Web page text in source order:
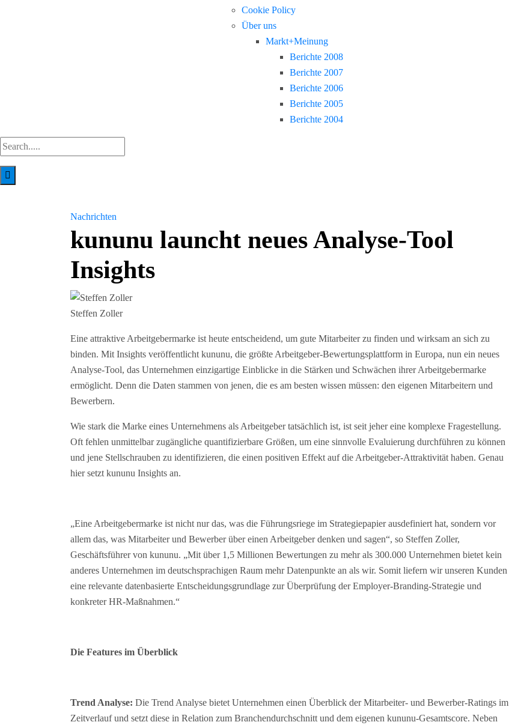
Cookie Policy
Über uns
Markt+Meinung
Berichte 2008
Berichte 2007
Berichte 2006
Berichte 2005
Berichte 2004
Nachrichten
kununu launcht neues Analyse-Tool
Insights
Steffen Zoller
Eine attraktive Arbeitgebermarke ist heute entscheidend, um gute Mitarbeiter zu finden und wirksam an sich zu
binden. Mit Insights veröffentlicht kununu, die größte Arbeitgeber-Bewertungsplattform in Europa, nun ein neues
Analyse-Tool, das Unternehmen einzigartige Einblicke in die Stärken und Schwächen ihrer Arbeitgebermarke
ermöglicht. Denn die Daten stammen von jenen, die es am besten wissen müssen: den eigenen Mitarbeitern und
Bewerbern.
Wie stark die Marke eines Unternehmens als Arbeitgeber tatsächlich ist, ist seit jeher eine komplexe Fragestellung.
Oft fehlen unmittelbar zugängliche quantifizierbare Größen, um eine sinnvolle Evaluierung durchführen zu können
und jene Stellschrauben zu identifizieren, die einen positiven Effekt auf die Arbeitgeber-Attraktivität haben. Genau
hier setzt kununu Insights an.
„Eine Arbeitgebermarke ist nicht nur das, was die Führungsriege im Strategiepapier ausdefiniert hat, sondern vor
allem das, was Mitarbeiter und Bewerber über einen Arbeitgeber denken und sagen“, so Steffen Zoller,
Geschäftsführer von kununu. „Mit über 1,5 Millionen Bewertungen zu mehr als 300.000 Unternehmen bietet kein
anderes Unternehmen im deutschsprachigen Raum mehr Datenpunkte an als wir. Somit liefern wir unseren Kunden
eine relevante datenbasierte Entscheidungsgrundlage zur Überprüfung der Employer-Branding-Strategie und
konkreter HR-Maßnahmen.“
Die Features im Überblick
Trend Analyse: Die Trend Analyse bietet Unternehmen einen Überblick der Mitarbeiter- und Bewerber-Ratings im
Zeitverlauf und setzt diese in Relation zum Branchendurchschnitt und dem eigenen kununu-Gesamtscore. Neben